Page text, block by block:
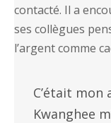
contacté. Il a
ses collègues
l’argent comme
C’était mon
Kwanghee